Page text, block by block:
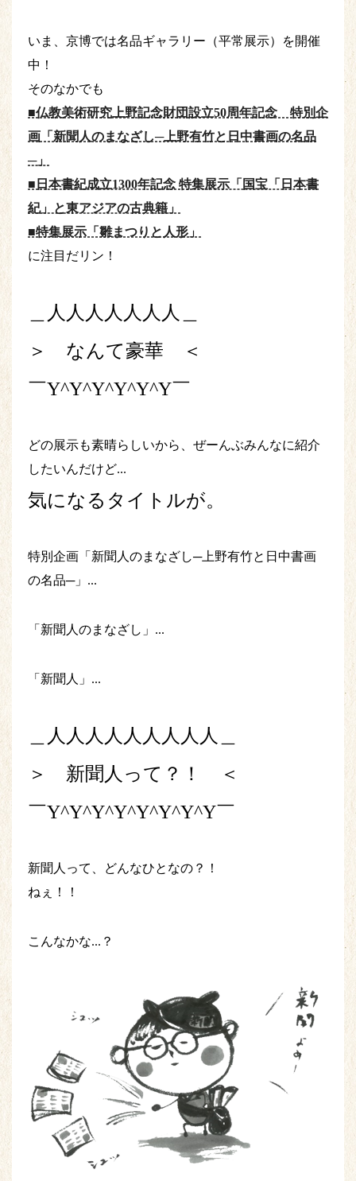
いま、京博では名品ギャラリー（平常展示）を開催
中！
そのなかでも
■仏教美術研究上野記念財団設立50周年記念 特別企
画「新聞人のまなざし─上野有竹と日中書画の名品
─」
■日本書紀成立1300年記念 特集展示「国宝「日本書
紀」と東アジアの古典籍」
■特集展示「雛まつりと人形」
に注目だリン！
＿人人人人人人人＿
＞ なんて豪華 ＜
￣Y^Y^Y^Y^Y^Y￣
どの展示も素晴らしいから、ぜーんぶみんなに紹介
したいんだけど...
気になるタイトルが。
特別企画「新聞人のまなざし─上野有竹と日中書画
の名品─」...
「新聞人のまなざし」...
「新聞人」...
＿人人人人人人人人人＿
＞ 新聞人って？！ ＜
￣Y^Y^Y^Y^Y^Y^Y^Y￣
新聞人って、どんなひとなの？！
ねぇ！！
こんなかな...？